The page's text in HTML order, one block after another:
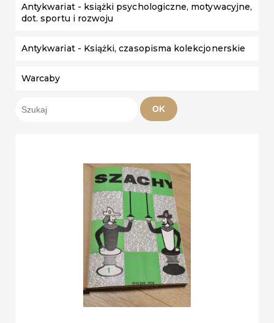
Antykwariat - książki psychologiczne, motywacyjne,
dot. sportu i rozwoju
Antykwariat - Książki, czasopisma kolekcjonerskie
Warcaby
OK